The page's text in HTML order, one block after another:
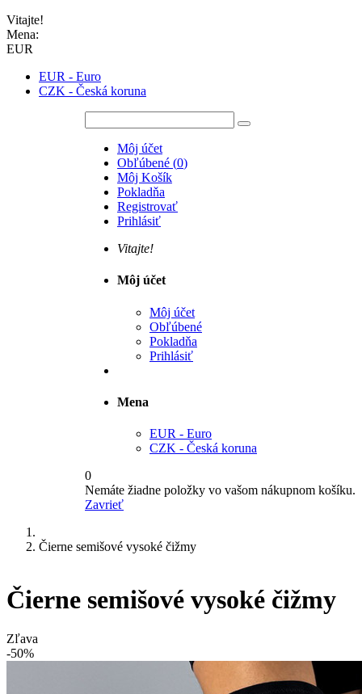
Vitajte!
Mena:
EUR
EUR - Euro
CZK - Česká koruna
Môj účet
Obľúbené (0)
Môj Košík
Pokladňa
Registrovať
Prihlásiť
Vitajte!
Môj účet
Môj účet
Obľúbené
Pokladňa
Prihlásiť
Mena
EUR - Euro
CZK - Česká koruna
0
Nemáte žiadne položky vo vašom nákupnom košíku.
Zavrieť
Čierne semišové vysoké čižmy
Čierne semišové vysoké čižmy
Zľava
-50%